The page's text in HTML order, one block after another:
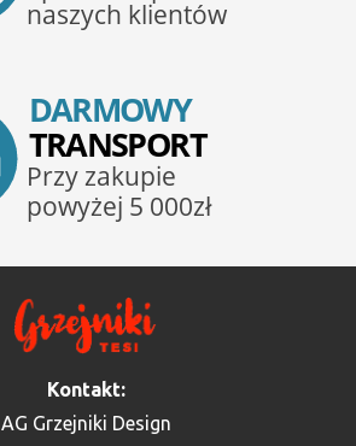
Kontakt:
AG Grzejniki Design